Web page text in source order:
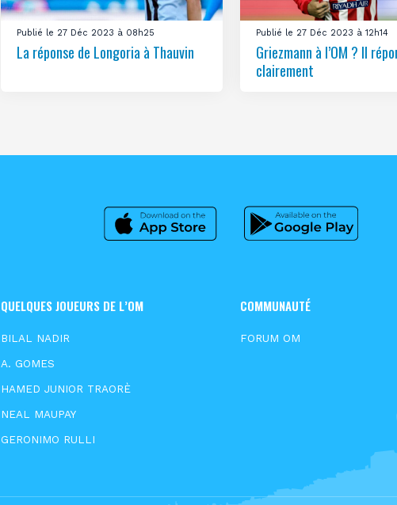
Publié le 27 Déc 2023 à 08h25
La réponse de Longoria à Thauvin
Publié le 27 Déc 2023 à 12h14
Griezmann à l’OM ? Il
clairement
QUELQUES JOUEURS DE L’OM
BILAL NADIR
A. GOMES
HAMED JUNIOR TRAORÈ
NEAL MAUPAY
GERONIMO RULLI
COMMUNAUTÉ
FORUM OM